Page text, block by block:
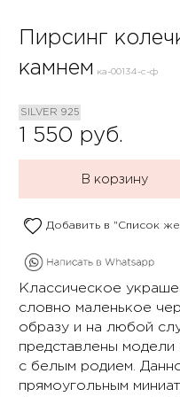
Пирсинг
камнем ка-00134-с-ф
SILVER 925
1 550 руб.
В корзину
Добавить в "Список
Классическое
словно маленькое
образу и на любой
представлены модели
с белым родием.
прямоугольным